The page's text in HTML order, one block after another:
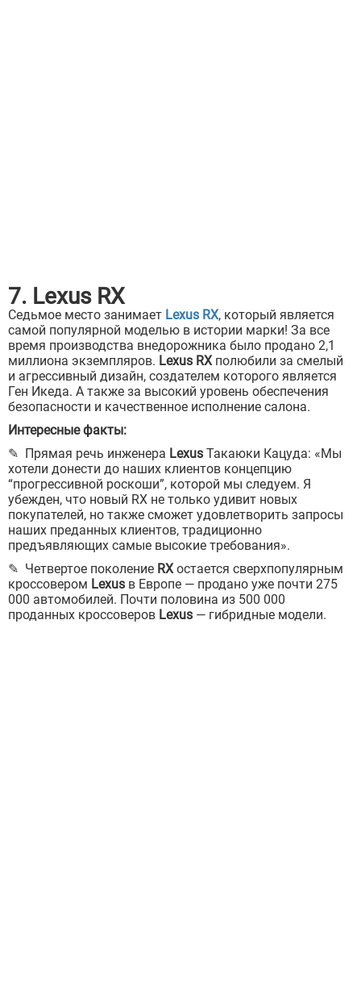
7. Lexus RX
Седьмое место занимает Lexus RX, который является
самой популярной моделью в истории марки! За все
время производства внедорожника было продано 2,1
миллиона экземпляров. Lexus RXполюбили за смелый
и агрессивный дизайн, создателем которого является
Ген Икеда. А также за высокий уровень обеспечения
безопасности и качественное исполнение салона.
Интересные факты:
✎ Прямая речь инженера Lexus Такаюки Кацуда: «Мы
хотели донести до наших клиентов концепцию
“прогрессивной роскоши”, которой мы следуем. Я
убежден, что новый RX не только удивит новых
покупателей, но также сможет удовлетворить запросы
наших преданных клиентов, традиционно
предъявляющих самые высокие требования».
✎ Четвертое поколение RXостается сверхпопулярным
кроссовером Lexus в Европе — продано уже почти 275
000 автомобилей. Почти половина из 500 000
проданных кроссоверов Lexus — гибридные модели.